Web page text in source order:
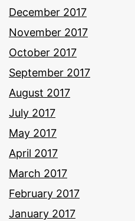
December 2017
November 2017
October 2017
September 2017
August 2017
July 2017
May 2017
April 2017
March 2017
February 2017
January 2017